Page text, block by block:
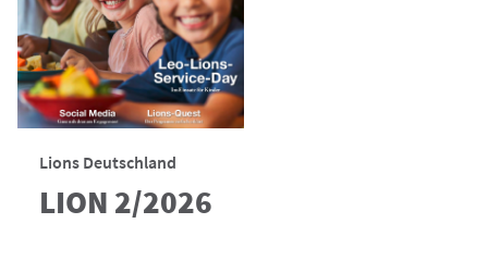
Lions Deutschland
LION 2/2026